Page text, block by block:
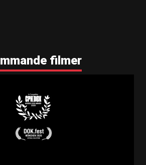
filmer